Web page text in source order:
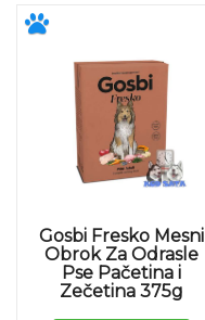
Gosbi Fresko Mesni
Obrok Za Odrasle
Pse Pačetina i
Zečetina 375g